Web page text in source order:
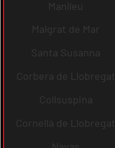
Manlleu
Malgrat de Mar
Santa Susanna
Corbera de Llobregat
Collsuspina
Cornellà de Llobregat